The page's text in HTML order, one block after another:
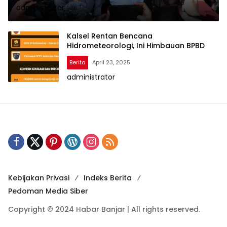
administrator
Kalsel Rentan Bencana
Hidrometeorologi, Ini Himbauan BPBD
Berita April 23, 2025
administrator
Kebijakan Privasi
Indeks Berita
Pedoman Media Siber
Copyright © 2024 Habar Banjar | All rights reserved.